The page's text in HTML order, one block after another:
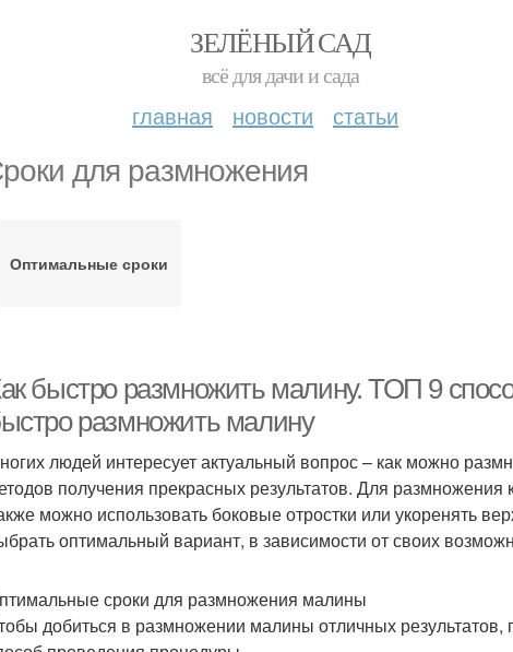
ЗЕЛЁНЫЙ САД
всё для дачи и сада
главная новости статьи
для размножения
Оптимальные сроки
быстро размножить малину. ТОП 9
размножить малину
людей интересует актуальный вопрос – как можно
получения прекрасных результатов. Для
можно использовать боковые отростки или укоренять
оптимальный вариант, в зависимости от своих
сроки для размножения малины
добиться в размножении малины отличных результатов,